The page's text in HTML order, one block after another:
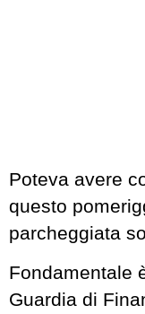
Poteva avere
questo
parcheggiata
Fondamentale
Guardia di